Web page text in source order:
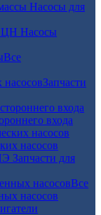
Насосы для
Насосы
Все
Запчасти
входа
насосов
Запчасти для
Все
насосов